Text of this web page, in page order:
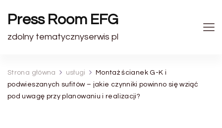
Press Room EFG
zdolny tematycznyserwis pl
Strona główna usługi
Montaż ścianek G-K i
podwieszanych sufitów – jakie czynniki powinno się wziąć
pod uwagę przy planowaniu i realizacji?